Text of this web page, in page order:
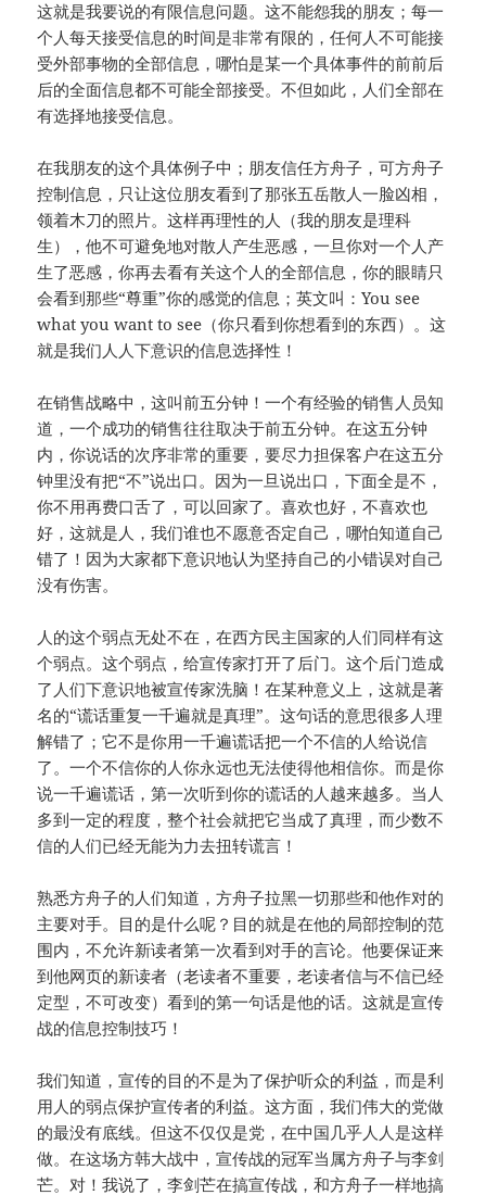
这就是我要说的有限信息问题。这不能怨我的朋友；每一
个人每天接受信息的时间是非常有限的，任何人不可能接
受外部事物的全部信息，哪怕是某一个具体事件的前前后
后的全面信息都不可能全部接受。不但如此，人们全部在
有选择地接受信息。
在我朋友的这个具体例子中；朋友信任方舟子，可方舟子
控制信息，只让这位朋友看到了那张五岳散人一脸凶相，
领着木刀的照片。这样再理性的人（我的朋友是理科
生），他不可避免地对散人产生恶感，一旦你对一个人产
生了恶感，你再去看有关这个人的全部信息，你的眼睛只
会看到那些“尊重”你的感觉的信息；英文叫：You see
what you want to see（你只看到你想看到的东西）。这
就是我们人人下意识的信息选择性！
在销售战略中，这叫前五分钟！一个有经验的销售人员知
道，一个成功的销售往往取决于前五分钟。在这五分钟
内，你说话的次序非常的重要，要尽力担保客户在这五分
钟里没有把“不”说出口。因为一旦说出口，下面全是不，
你不用再费口舌了，可以回家了。喜欢也好，不喜欢也
好，这就是人，我们谁也不愿意否定自己，哪怕知道自己
错了！因为大家都下意识地认为坚持自己的小错误对自己
没有伤害。
人的这个弱点无处不在，在西方民主国家的人们同样有这
个弱点。这个弱点，给宣传家打开了后门。这个后门造成
了人们下意识地被宣传家洗脑！在某种意义上，这就是著
名的“谎话重复一千遍就是真理”。这句话的意思很多人理
解错了；它不是你用一千遍谎话把一个不信的人给说信
了。一个不信你的人你永远也无法使得他相信你。而是你
说一千遍谎话，第一次听到你的谎话的人越来越多。当人
多到一定的程度，整个社会就把它当成了真理，而少数不
信的人们已经无能为力去扭转谎言！
熟悉方舟子的人们知道，方舟子拉黑一切那些和他作对的
主要对手。目的是什么呢？目的就是在他的局部控制的范
围内，不允许新读者第一次看到对手的言论。他要保证来
到他网页的新读者（老读者不重要，老读者信与不信已经
定型，不可改变）看到的第一句话是他的话。这就是宣传
战的信息控制技巧！
我们知道，宣传的目的不是为了保护听众的利益，而是利
用人的弱点保护宣传者的利益。这方面，我们伟大的党做
的最没有底线。但这不仅仅是党，在中国几乎人人是这样
做。在这场方韩大战中，宣传战的冠军当属方舟子与李剑
芒。对！我说了，李剑芒在搞宣传战，和方舟子一样地搞